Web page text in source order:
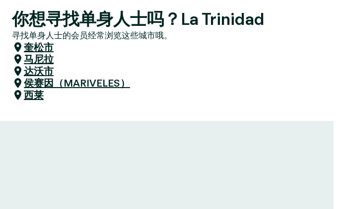
你想寻找单身人士吗？La Trinidad
寻找单身人士的会员经常浏览这些城市哦。
奎松市
马尼拉
达沃市
侯赛因（MARIVELES）
西莱